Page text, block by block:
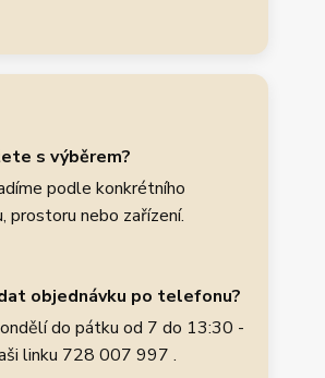
s výběrem?
podle konkrétního
prostoru nebo zařízení.
objednávku po telefonu?
do pátku od 7 do 13:30 -
linku 728 007 997 .